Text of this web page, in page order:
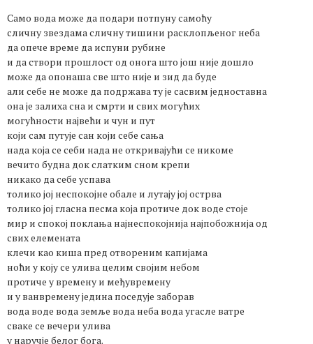
Само вода може да подари потпуну самоћу
сличну звездама сличну тишини расклопљеног неба
да опече време да испуни рубине
и да створи прошлост од онога што још није дошло
може да опонаша све што није и зид да буде
али себе не може да подржава ту је сасвим једноставна
она је залиха сна и смрти и свих могућих
могућности највећи и чун и пут
који сам путује сан који себе сања
нада која се себи нада не откривајући се никоме
вечито будна док слатким сном крепи
никако да себе успава
толико јој неспокојне обале и лутају јој острва
толико јој гласна песма која протиче док воде стоје
мир и спокој поклања најнеспокојнија најпобожнија од
свих елемената
клечи као киша пред отвореним капијама
ноћи у коју се улива целим својим небом
протиче у времену и међувремену
и у ванвремену једина поседује заборав
вода воде вода земље вода неба вода угасле ватре
сваке се вечери улива
у наручје белог бога.